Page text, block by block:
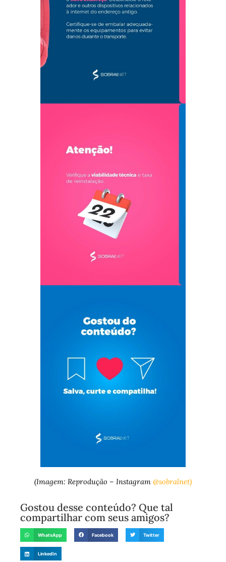
(Imagem: Reprodução – Instagram @sobralnet)
Gostou desse conteúdo? Que tal
compartilhar com seus amigos?
WhatsApp Facebook Twitter
LinkedIn